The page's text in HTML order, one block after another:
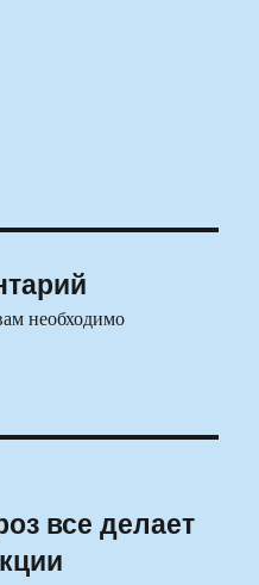
необходимо
все делает